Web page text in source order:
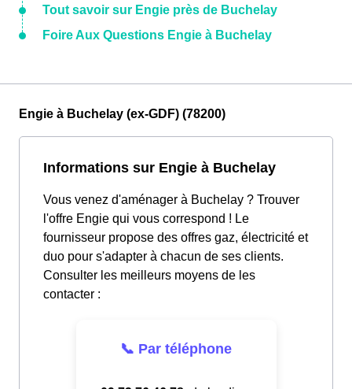
Tout savoir sur Engie près de Buchelay
Foire Aux Questions Engie à Buchelay
Engie à Buchelay (ex-GDF) (78200)
Informations sur Engie à Buchelay
Vous venez d'aménager à Buchelay ? Trouver
l'offre Engie qui vous correspond ! Le
fournisseur propose des offres gaz, électricité et
duo pour s'adapter à chacun de ses clients.
Consulter les meilleurs moyens de les
contacter :
📞 Par téléphone